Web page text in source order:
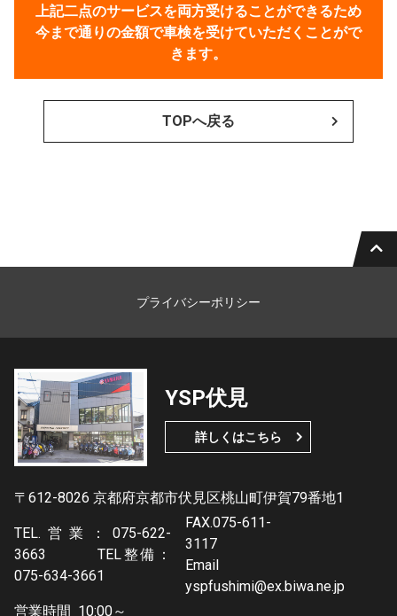
上記二点のサービスを両方受けることができるため
今まで通りの金額で車検を受けていただくことがで
きます。
TOPへ戻る
プライバシーポリシー
YSP伏見
詳しくはこちら
〒612-8026 京都府京都市伏見区桃山町伊賀79番地1
TEL.営業：075-622-
3663 TEL整備：
075-634-3661
FAX.075-611-
3117
Email
yspfushimi@ex.biwa.ne.jp
営業時間 10:00～